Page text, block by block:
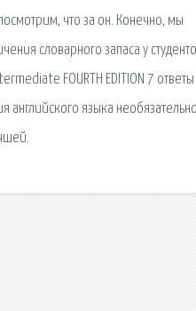
что за он. Конечно, мы
словарного запаса у
FOURTH EDITION 7 ответы
английского языка необязательно